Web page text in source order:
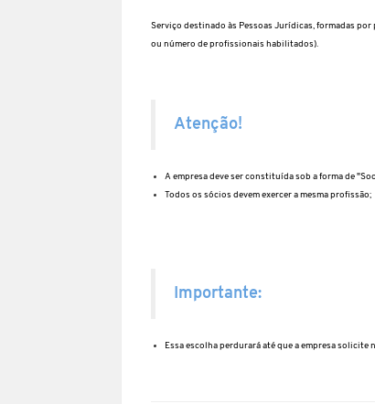
Serviço destinado às Pessoas Jurídicas, formadas
ou número de profissionais habilitados).
Atenção!
A empresa deve ser constituída sob a forma de
Todos os sócios devem exercer a mesma profissão;
Importante:
Essa escolha perdurará até que a empresa